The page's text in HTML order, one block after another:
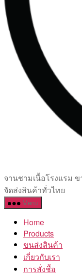
เซรามิค
ครบ
ครัน
โรงงาน
จานชามเนื้อโรงแรม
จัดส่งสินค้าทั่วไทย
Menu
Home
Products
ขนส่งสินค้า
เกี่ยวกับเรา
การสั่งชื้อ